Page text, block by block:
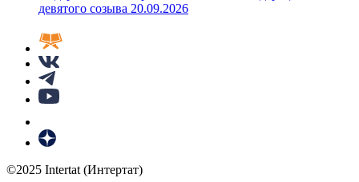
девятого созыва 20.09.2026
©2025 Intertat (Интертат)